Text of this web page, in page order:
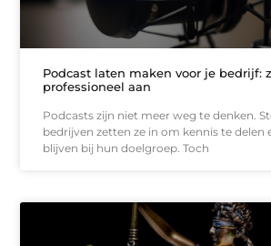
Podcast laten maken voor je bedrijf:
professioneel aan
Podcasts zijn niet meer weg te denken.
bedrijven zetten ze in om kennis te delen
blijven bij hun doelgroep. Toch